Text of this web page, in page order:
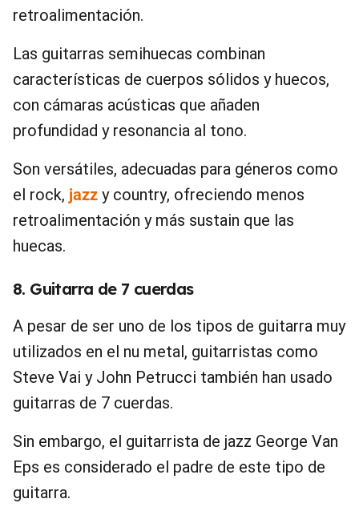
retroalimentación.
Las guitarras semihuecas combinan
características de cuerpos sólidos y huecos,
con cámaras acústicas que añaden
profundidad y resonancia al tono.
Son versátiles, adecuadas para géneros como
el rock, jazz y country, ofreciendo menos
retroalimentación y más sustain que las
huecas.
8. Guitarra de 7 cuerdas
A pesar de ser uno de los tipos de guitarra muy
utilizados en el nu metal, guitarristas como
Steve Vai y John Petrucci también han usado
guitarras de 7 cuerdas.
Sin embargo, el guitarrista de jazz George Van
Eps es considerado el padre de este tipo de
guitarra.